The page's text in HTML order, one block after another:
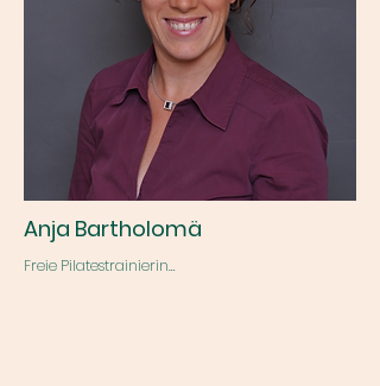
Anja Bartholomä
Freie Pilatestrainierin